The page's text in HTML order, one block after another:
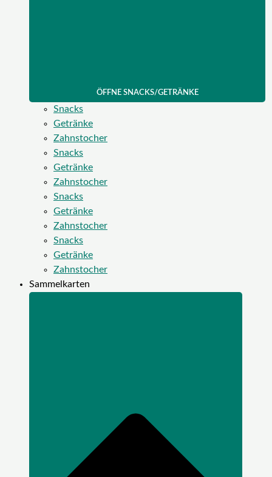
ÖFFNE SNACKS/GETRÄNKE
Snacks
Getränke
Zahnstocher
Snacks
Getränke
Zahnstocher
Snacks
Getränke
Zahnstocher
Snacks
Getränke
Zahnstocher
Sammelkarten